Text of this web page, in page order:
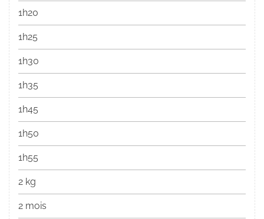
1h20
1h25
1h30
1h35
1h45
1h50
1h55
2 kg
2 mois